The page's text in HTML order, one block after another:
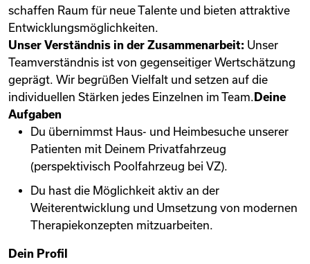
schaffen Raum für neue Talente und bieten attraktive
Entwicklungsmöglichkeiten.
Unser Verständnis in der Zusammenarbeit: Unser
Teamverständnis ist von gegenseitiger Wertschätzung
geprägt. Wir begrüßen Vielfalt und setzen auf die
individuellen Stärken jedes Einzelnen im Team. Deine
Aufgaben
Du übernimmst Haus- und Heimbesuche unserer
Patienten mit Deinem Privatfahrzeug
(perspektivisch Poolfahrzeug bei VZ).
Du hast die Möglichkeit aktiv an der
Weiterentwicklung und Umsetzung von modernen
Therapiekonzepten mitzuarbeiten.
Dein Profil